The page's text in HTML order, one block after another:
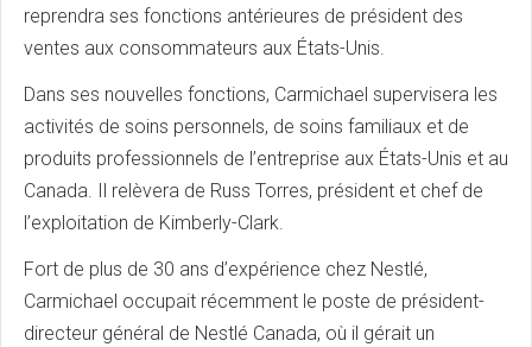
reprendra ses fonctions antérieures de président des
ventes aux consommateurs aux États-Unis.
Dans ses nouvelles fonctions, Carmichael supervisera les
activités de soins personnels, de soins familiaux et de
produits professionnels de l’entreprise aux États-Unis et au
Canada. Il relèvera de Russ Torres, président et chef de
l’exploitation de Kimberly-Clark.
Fort de plus de 30 ans d’expérience chez Nestlé,
Carmichael occupait récemment le poste de président-
directeur général de Nestlé Canada, où il gérait un